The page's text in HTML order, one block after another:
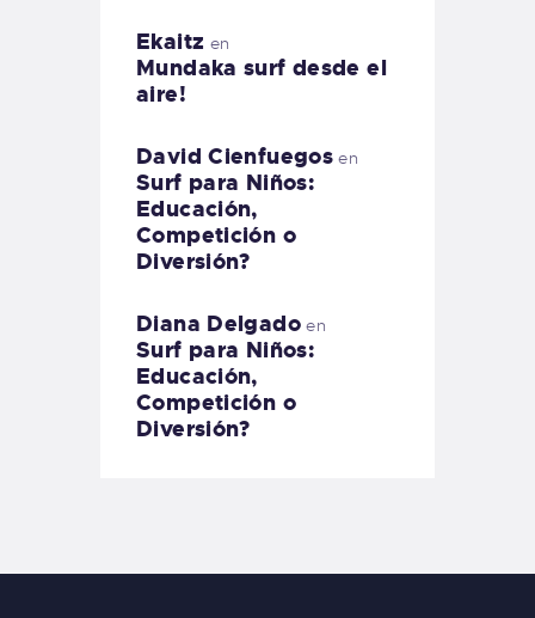
Ekaitz en
Mundaka surf desde el
aire!
David Cienfuegos en
Surf para Niños:
Educación,
Competición o
Diversión?
Diana Delgadoen
Surf para Niños:
Educación,
Competición o
Diversión?